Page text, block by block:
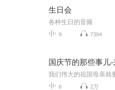
生日会
各种生日的音频
9 7394
国庆节的那些事儿
6 2万